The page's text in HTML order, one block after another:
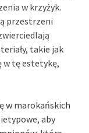
w krzyżyk.
przestrzeni
takie jak
w tę estetykę,
w marokańskich
aby